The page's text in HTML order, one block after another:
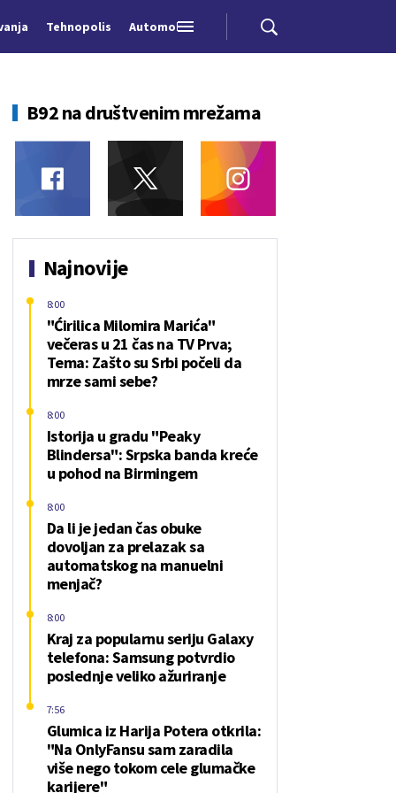
Tehnopolis Automobili
B92 na društvenim mrežama
Najnovije
"Ćirilica Milomira Marića"
večeras u 21 čas na TV Prva;
Tema: Zašto su Srbi počeli da
mrze sami sebe?
8:00
Istorija u gradu "Peaky
Blindersa": Srpska banda kreće
u pohod na Birmingem
8:00
Da li je jedan čas obuke
dovoljan za prelazak sa
automatskog na manuelni
menjač?
8:00
Kraj za popularnu seriju Galaxy
telefona: Samsung potvrdio
poslednje veliko ažuriranje
8:00
Glumica iz Harija Potera otkrila:
"Na OnlyFansu sam zaradila
više nego tokom cele glumačke
karijere"
7:56